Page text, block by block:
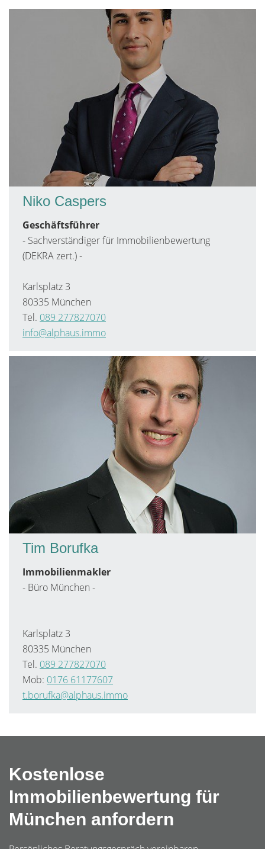
Niko Caspers
Geschäftsführer
- Sachverständiger für Immobilienbewertung
(DEKRA zert.) -
Karlsplatz 3
80335 München
Tel. 089 277827070
info@alphaus.immo
Tim Borufka
Immobilienmakler
- Büro München -
Karlsplatz 3
80335 München
Tel. 089 277827070
Mob: 0176 61177607
t.borufka@alphaus.immo
Kostenlose
Immobilienbewertung für
München anfordern